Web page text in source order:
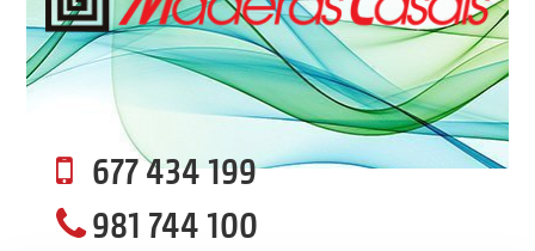
677 434 199
981 744 100